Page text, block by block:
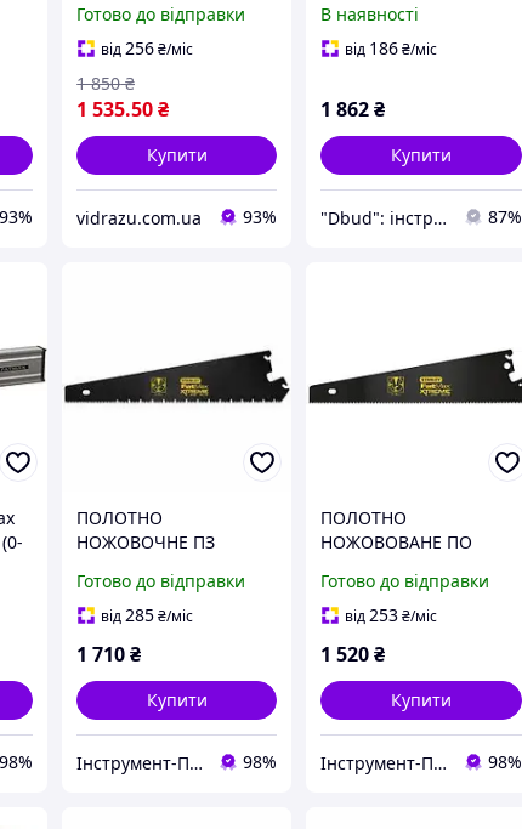
93%
550 мм, 7 зуб/1" з
покриттям "Blade
вибір
Готово до відправки
від256₴/міс
1 535.50₴
1 850 ₴
Купити
vidrazu.com.ua 93%
"Blade Armor", з
дрібним зубом (11 зубів
В наявності
від 186₴/міс
1 862₴
Купити
"Dbud": інструменти та побутова техніка для Вас! 87%
98%
ПОЛОТНО
НОЖОВОЧНЕ ПЗ
STANLEY "FATMAX
XTREME" З ПОКРИТТЯМ
ММ 7 ЗУБІВ/1"
Готово до відправки
від285₴/міс
1 710₴
Купити
Інструмент-Про 98%
ПОЛОТНО
НОЖОВОВАНЕ ПО
"FATMAX XTREME" З
ПОКРИТТТЯМ "BLADE
ЗУБІВ/1"
Готово до відправки
від253₴/міс
1 520₴
Купити
Інструмент-Про 98%